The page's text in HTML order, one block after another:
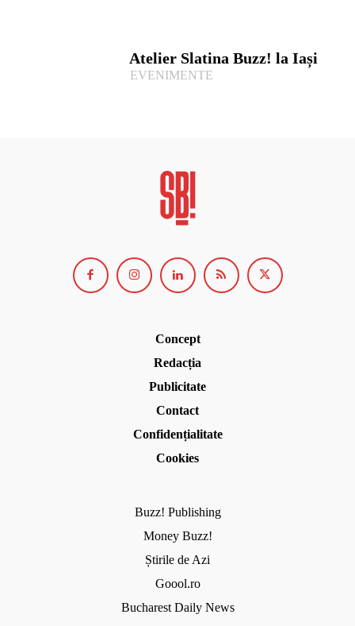
Atelier Slatina Buzz! la Iași
EVENIMENTE
Concept
Redacția
Publicitate
Contact
Confidențialitate
Cookies
Buzz! Publishing
Money Buzz!
Știrile de Azi
Goool.ro
Bucharest Daily News